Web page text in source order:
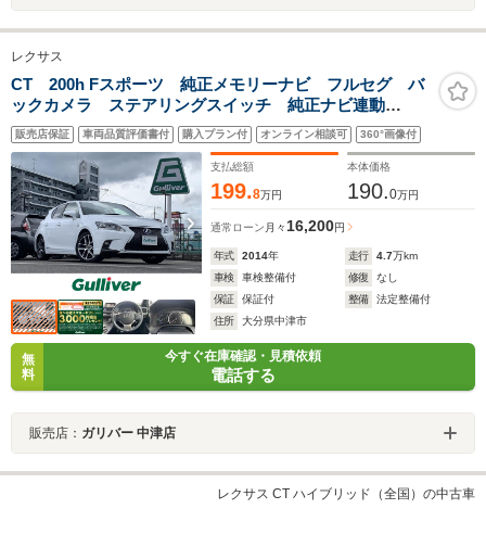
レクサス
CT 200h Fスポーツ 純正メモリーナビ フルセグ バ
ックカメラ ステアリングスイッチ 純正ナビ連動
ETC2.0 衝突軽減ブレーキ クルーズコントロール オ
ートライト パドルシフト パワーシート レザーステ
アリング シートヒーター
販売店保証 車両品質評価書付 購入プラン付 オンライン相談可 360°画像付
支払総額
199.8万円
本体価格
190.0万円
通常ローン 月々16,200円
年式 2014年 走行 4.7万km
車検
車検整備付 修復
なし
保証
保証付 整備
法定整備付
住所
大分県中津市
無
料
今すぐ在庫確認・見積依頼
電話する
販売店： ガリバー 中津店
レクサス CT ハイブリッド（全国）の中古車